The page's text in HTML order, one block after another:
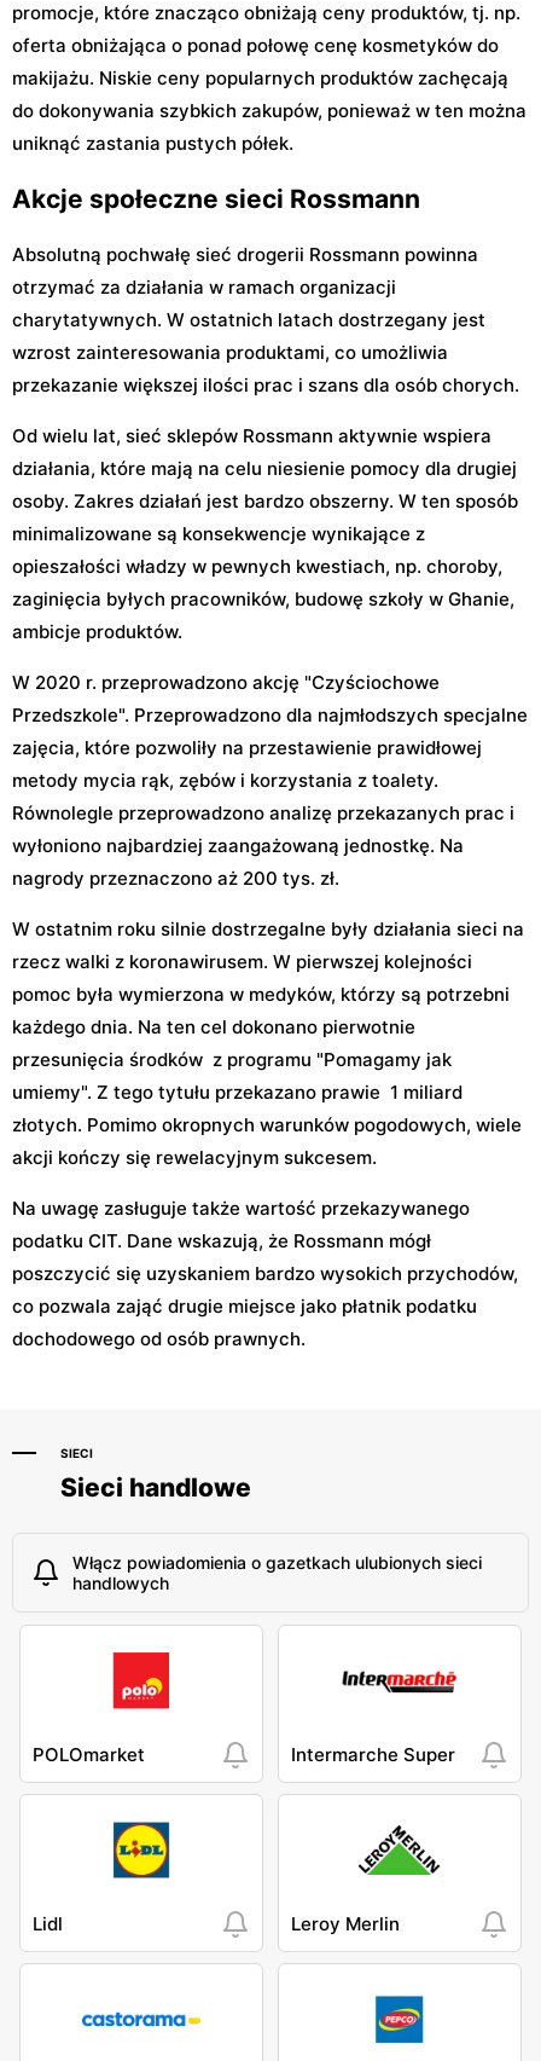
promocje, które znacząco obniżają ceny produktów, tj. np.
oferta obniżająca o ponad połowę cenę kosmetyków do
makijażu. Niskie ceny popularnych produktów zachęcają
do dokonywania szybkich zakupów, ponieważ w ten można
uniknąć zastania pustych półek.
Akcje społeczne sieci Rossmann
Absolutną pochwałę sieć drogerii Rossmann powinna
otrzymać za działania w ramach organizacji
charytatywnych. W ostatnich latach dostrzegany jest
wzrost zainteresowania produktami, co umożliwia
przekazanie większej ilości prac i szans dla osób chorych.
Od wielu lat, sieć sklepów Rossmann aktywnie wspiera
działania, które mają na celu niesienie pomocy dla drugiej
osoby. Zakres działań jest bardzo obszerny. W ten sposób
minimalizowane są konsekwencje wynikające z
opieszałości władzy w pewnych kwestiach, np. choroby,
zaginięcia byłych pracowników, budowę szkoły w Ghanie,
ambicje produktów.
W 2020 r. przeprowadzono akcję "Czyściochowe
Przedszkole". Przeprowadzono dla najmłodszych specjalne
zajęcia, które pozwoliły na przestawienie prawidłowej
metody mycia rąk, zębów i korzystania z toalety.
Równolegle przeprowadzono analizę przekazanych prac i
wyłoniono najbardziej zaangażowaną jednostkę. Na
nagrody przeznaczono aż 200 tys. zł.
W ostatnim roku silnie dostrzegalne były działania sieci na
rzecz walki z koronawirusem. W pierwszej kolejności
pomoc była wymierzona w medyków, którzy są potrzebni
każdego dnia. Na ten cel dokonano pierwotnie
przesunięcia środków z programu "Pomagamy jak
umiemy". Z tego tytułu przekazano prawie 1 miliard
złotych. Pomimo okropnych warunków pogodowych, wiele
akcji kończy się rewelacyjnym sukcesem.
Na uwagę zasługuje także wartość przekazywanego
podatku CIT. Dane wskazują, że Rossmann mógł
poszczycić się uzyskaniem bardzo wysokich przychodów,
co pozwala zająć drugie miejsce jako płatnik podatku
dochodowego od osób prawnych.
SIECI
Sieci handlowe
Włącz powiadomienia o gazetkach ulubionych sieci
handlowych
POLOmarket Intermarche Super
Lidl Leroy Merlin